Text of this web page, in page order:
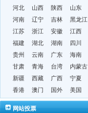
河北
山西 陕西
山东
河南
辽宁 吉林
黑龙江
江苏
浙江 安徽
江西
福建
湖北 湖南
四川
贵州
云南 广东
海南
甘肃
青海 台湾
内蒙古
新疆
西藏 广西
宁夏
香港
澳门 国外 美国
网站投票